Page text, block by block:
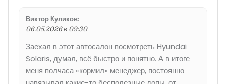
Виктор Куликов:
06.05.2026 в 09:30
Заехал в этот автосалон посмотреть Hyundai
Solaris, думал, всё быстро и понятно. А в итоге
меня полчаса «кормил» менеджер, постоянно